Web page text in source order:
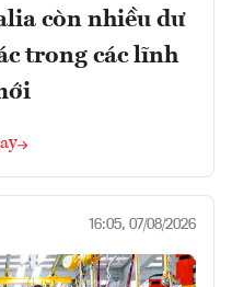
còn nhiều dư
trong các lĩnh
16:05, 07/08/2026